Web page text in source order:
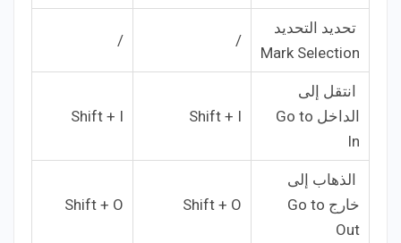
تحديد التحديد
Mark Selection
/
/
انتقل إلى
الداخل Go to
In
Shift + I
Shift + I
الذهاب إلى
خارج Go to
Out
Shift + O
Shift + O